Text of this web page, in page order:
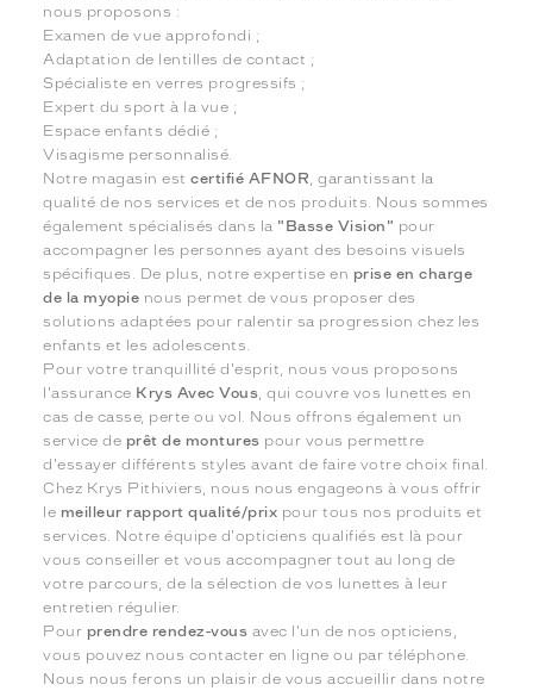
nous proposons :
Examen de vue approfondi ;
Adaptation de lentilles de contact ;
Spécialiste en verres progressifs ;
Expert du sport à la vue ;
Espace enfants dédié ;
Visagisme personnalisé.
Notre magasin estcertifié AFNOR , garantissant la
qualité de nos services et de nos produits. Nous sommes
également spécialisés dans la "Basse Vision" pour
accompagner les personnes ayant des besoins visuels
spécifiques. De plus, notre expertise en prise en charge
de la myopie nous permet de vous proposer des
solutions adaptées pour ralentir sa progression chez les
enfants et les adolescents.
Pour votre tranquillité d'esprit, nous vous proposons
l'assurance Krys Avec Vous , qui couvre vos lunettes en
cas de casse, perte ou vol. Nous offrons également un
service de prêt de montures pour vous permettre
d'essayer différents styles avant de faire votre choix final.
Chez Krys Pithiviers, nous nous engageons à vous offrir
le meilleur rapport qualité/prix pour tous nos produits et
services. Notre équipe d'opticiens qualifiés est là pour
vous conseiller et vous accompagner tout au long de
votre parcours, de la sélection de vos lunettes à leur
entretien régulier.
Pour prendre rendez-vous avec l'un de nos opticiens,
vous pouvez nous contacter en ligne ou par téléphone.
Nous nous ferons un plaisir de vous accueillir dans notre